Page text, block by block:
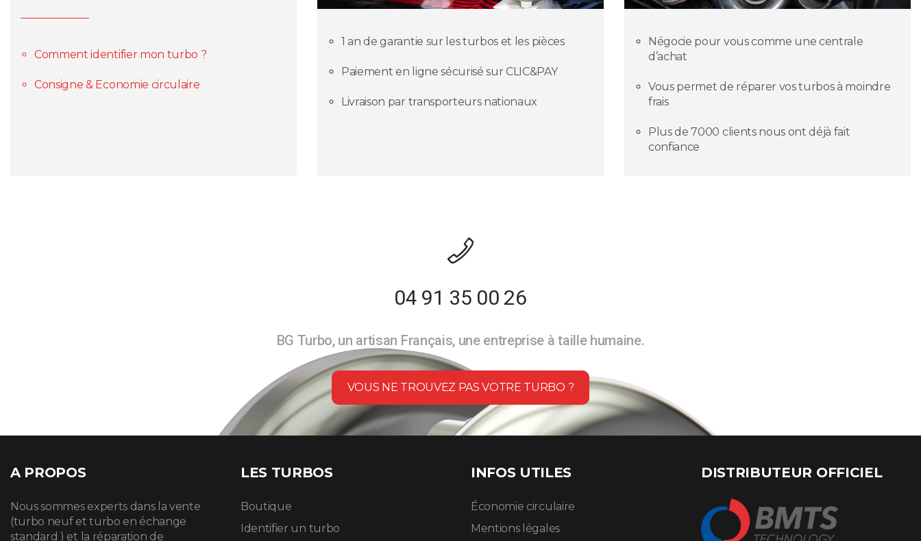
Comment identifier mon turbo ?
Consigne & Economie circulaire
1 an de garantie sur les turbos et les pièces
Paiement en ligne sécurisé sur CLIC&PAY
Livraison par transporteurs nationaux
Négocie pour vous comme une centrale
d’achat
Vous permet de réparer vos turbos à moindre
frais
Plus de 7000 clients nous ont déjà fait
confiance
04 91 35 00 26
BG Turbo, un artisan Français, une entreprise à taille humaine.
VOUS NE TROUVEZ PAS VOTRE TURBO ?
A PROPOS
Nous sommes experts dans la vente
(turbo neuf et turbo en échange
standard ) et la réparation de
LES TURBOS
Boutique
Identifier un turbo
INFOS UTILES
Économie circulaire
Mentions légales
DISTRIBUTEUR OFFICIEL